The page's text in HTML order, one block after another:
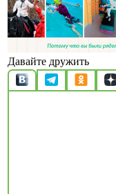
Давайте дружить